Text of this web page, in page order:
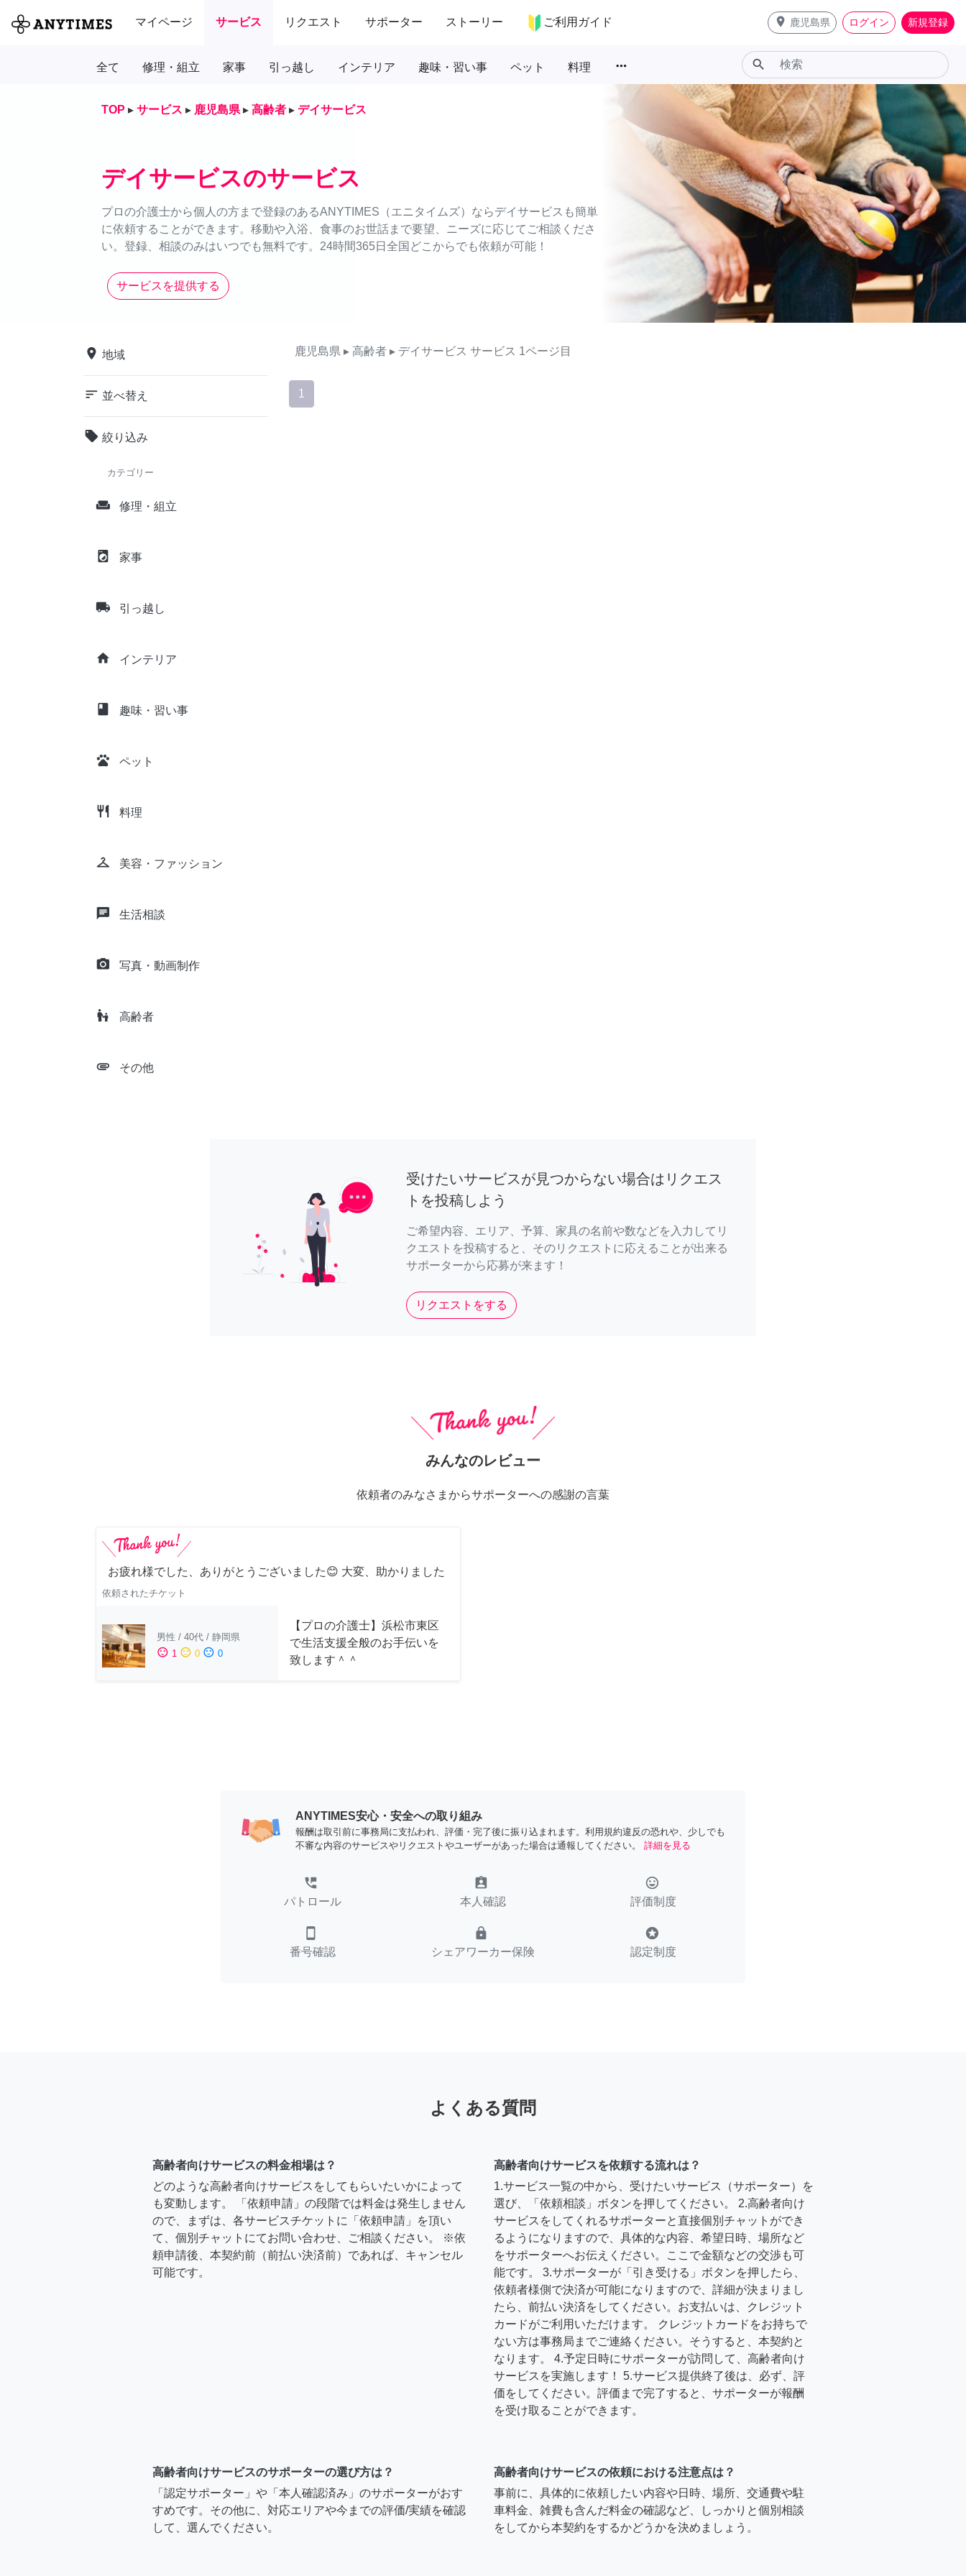
マイページ サービス リクエスト サポーター ストーリー ご利用ガイド place 鹿児島県 ログイン 新規登録
全て 修理・組立 家事 引っ越し インテリア 趣味・習い事 ペット 料理 more_horiz search
TOP ▸ サービス ▸ 鹿児島県 ▸ 高齢者 ▸ デイサービス
デイサービスのサービス
プロの介護士から個人の方まで登録のあるANYTIMES（エニタイムズ）ならデイサービスも簡単
に依頼することができます。移動や入浴、食事のお世話まで要望、ニーズに応じてご相談くださ
い。登録、相談のみはいつでも無料です。24時間365日全国どこからでも依頼が可能！
サービスを提供する
place 地域
sort 並べ替え
local_offer 絞り込み
カテゴリー
weekend 修理・組立
local_laundry_service 家事
local_shipping 引っ越し
home インテリア
class 趣味・習い事
pets ペット
restaurant 料理
checkroom 美容・ファッション
chat 生活相談
camera_alt 写真・動画制作
escalator_warning 高齢者
attachment その他
鹿児島県 ▸ 高齢者 ▸ デイサービス サービス 1ページ目
1
受けたいサービスが見つからない場合はリクエス
トを投稿しよう
ご希望内容、エリア、予算、家具の名前や数などを入力してリ
クエストを投稿すると、そのリクエストに応えることが出来る
サポーターから応募が来ます！
リクエストをする
みんなのレビュー
依頼者のみなさまからサポーターへの感謝の言葉
お疲れ様でした、ありがとうございました😊 大変、助かりました
依頼されたチケット
男性 / 40代 / 静岡県
sentiment_satisfied 1 sentiment_neutral 0 sentiment_dissatisfied 0
【プロの介護士】浜松市東区
で生活支援全般のお手伝いを
致します＾＾
ANYTIMES安心・安全への取り組み
報酬は取引前に事務局に支払われ、評価・完了後に振り込まれます。利用規約違反の恐れや、少しでも
不審な内容のサービスやリクエストやユーザーがあった場合は通報してください。
詳細を見る
perm_phone_msg
パトロール
assignment_ind
本人確認
tag_faces
評価制度
smartphone
番号確認
lock
シェアワーカー保険
stars
認定制度
よくある質問
高齢者向けサービスの料金相場は？
どのような高齢者向けサービスをしてもらいたいかによって
も変動します。 「依頼申請」の段階では料金は発生しません
ので、まずは、各サービスチケットに「依頼申請」を頂い
て、個別チャットにてお問い合わせ、ご相談ください。 ※依
頼申請後、本契約前（前払い決済前）であれば、キャンセル
可能です。
高齢者向けサービスを依頼する流れは？
1.サービス一覧の中から、受けたいサービス（サポーター）を
選び、「依頼相談」ボタンを押してください。 2.高齢者向け
サービスをしてくれるサポーターと直接個別チャットができ
るようになりますので、具体的な内容、希望日時、場所など
をサポーターへお伝えください。ここで金額などの交渉も可
能です。 3.サポーターが「引き受ける」ボタンを押したら、
依頼者様側で決済が可能になりますので、詳細が決まりまし
たら、前払い決済をしてください。お支払いは、クレジット
カードがご利用いただけます。 クレジットカードをお持ちで
ない方は事務局までご連絡ください。そうすると、本契約と
なります。 4.予定日時にサポーターが訪問して、高齢者向け
サービスを実施します！ 5.サービス提供終了後は、必ず、評
価をしてください。評価まで完了すると、サポーターが報酬
を受け取ることができます。
高齢者向けサービスのサポーターの選び方は？
「認定サポーター」や「本人確認済み」のサポーターがおす
すめです。その他に、対応エリアや今までの評価/実績を確認
して、選んでください。
高齢者向けサービスの依頼における注意点は？
事前に、具体的に依頼したい内容や日時、場所、交通費や駐
車料金、雑費も含んだ料金の確認など、しっかりと個別相談
をしてから本契約をするかどうかを決めましょう。